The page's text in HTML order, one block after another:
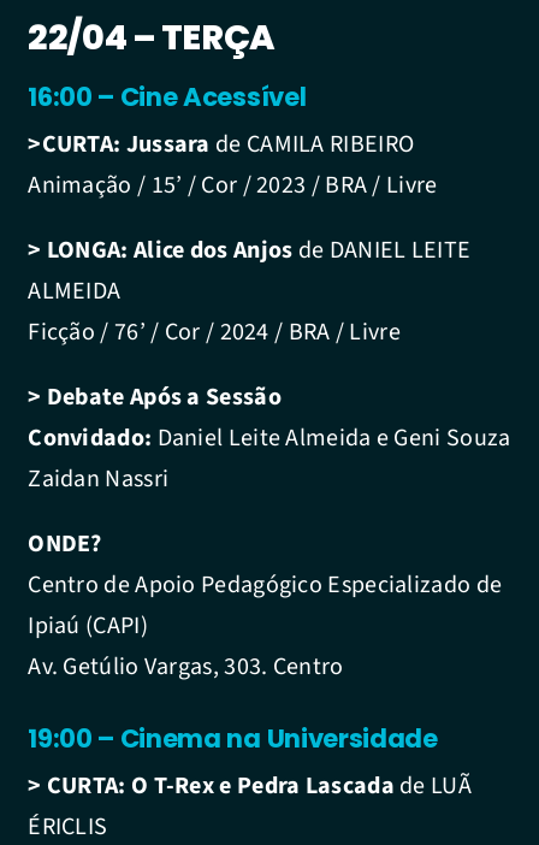
22/04 – TERÇA
16:00 – Cine Acessível
>CURTA: Jussara de CAMILA RIBEIRO
Animação / 15’ / Cor / 2023 / BRA / Livre
> LONGA: Alice dos Anjos de DANIEL LEITE
ALMEIDA
Ficção / 76’ / Cor / 2024 / BRA / Livre
> Debate Após a Sessão
Convidado: Daniel Leite Almeida e Geni Souza
Zaidan Nassri
ONDE?
Centro de Apoio Pedagógico Especializado de
Ipiaú (CAPI)
Av. Getúlio Vargas, 303. Centro
19:00 – Cinema na Universidade
> CURTA: O T-Rex e Pedra Lascada de LUÃ
ÉRICLIS